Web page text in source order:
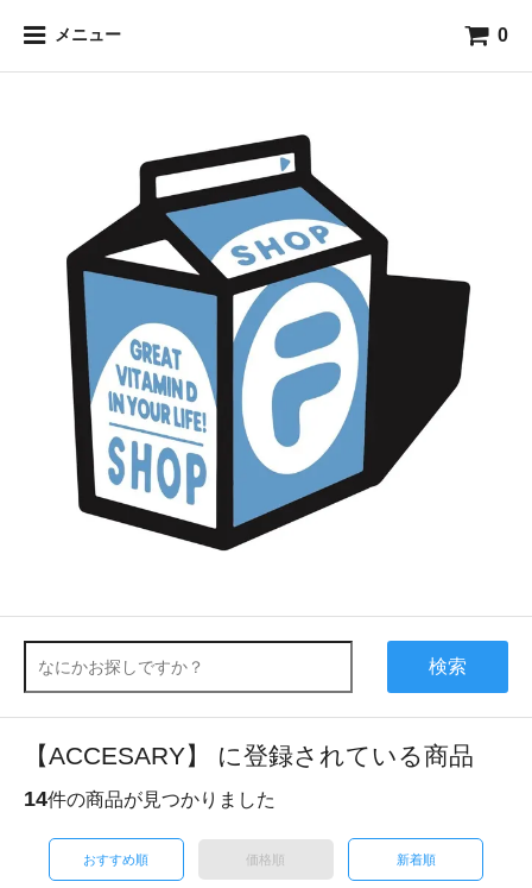
メニュー 0
検索
【ACCESARY】 に登録されている商品
14件の商品が見つかりました
おすすめ順 価格順 新着順